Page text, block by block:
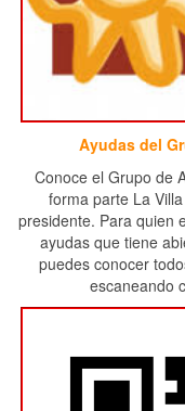
Ayudas del
Conoce el Grupo de
forma parte La
presidente. Para quien
ayudas que tiene
puedes conocer
escaneando